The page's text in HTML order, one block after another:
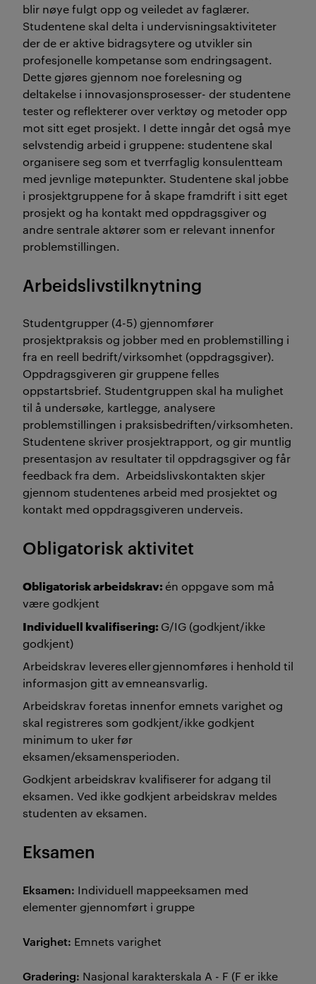
blir nøye fulgt opp og veiledet av faglærer.
Studentene skal delta i undervisningsaktiviteter
der de er aktive bidragsytere og utvikler sin
profesjonelle kompetanse som endringsagent.
Dette gjøres gjennom noe forelesning og
deltakelse i innovasjonsprosesser- der studentene
tester og reflekterer over verktøy og metoder opp
mot sitt eget prosjekt. I dette inngår det også mye
selvstendig arbeid i gruppene: studentene skal
organisere seg som et tverrfaglig konsulentteam
med jevnlige møtepunkter. Studentene skal jobbe
i prosjektgruppene for å skape framdrift i sitt eget
prosjekt og ha kontakt med oppdragsgiver og
andre sentrale aktører som er relevant innenfor
problemstillingen.
Arbeidslivstilknytning
Studentgrupper (4-5) gjennomfører
prosjektpraksis og jobber med en problemstilling i
fra en reell bedrift/virksomhet (oppdragsgiver).
Oppdragsgiveren gir gruppene felles
oppstartsbrief. Studentgruppen skal ha mulighet
til å undersøke, kartlegge, analysere
problemstillingen i praksisbedriften/virksomheten.
Studentene skriver prosjektrapport, og gir muntlig
presentasjon av resultater til oppdragsgiver og får
feedback fra dem. Arbeidslivskontakten skjer
gjennom studentenes arbeid med prosjektet og
kontakt med oppdragsgiveren underveis.
Obligatorisk aktivitet
Obligatorisk arbeidskrav: én oppgave som må
være godkjent
Individuell kvalifisering: G/IG (godkjent/ikke
godkjent)
Arbeidskrav leveres eller gjennomføres i henhold til
informasjon gitt av emneansvarlig.
Arbeidskrav foretas innenfor emnets varighet og
skal registreres som godkjent/ikke godkjent
minimum to uker før
eksamen/eksamensperioden.
Godkjent arbeidskrav kvalifiserer for adgang til
eksamen. Ved ikke godkjent arbeidskrav meldes
studenten av eksamen.
Eksamen
Eksamen: Individuell mappeeksamen med
elementer gjennomført i gruppe
Varighet: Emnets varighet
Gradering: Nasjonal karakterskala A - F (F er ikke